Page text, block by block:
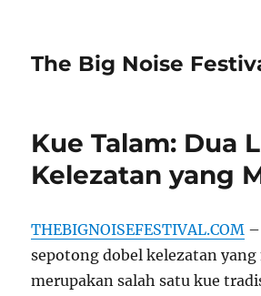
The Big Noise
Kue Talam: Dua
Kelezatan yang
THEBIGNOISEFESTIVAL.COM
sepotong dobel kelezatan yang
merupakan salah satu kue